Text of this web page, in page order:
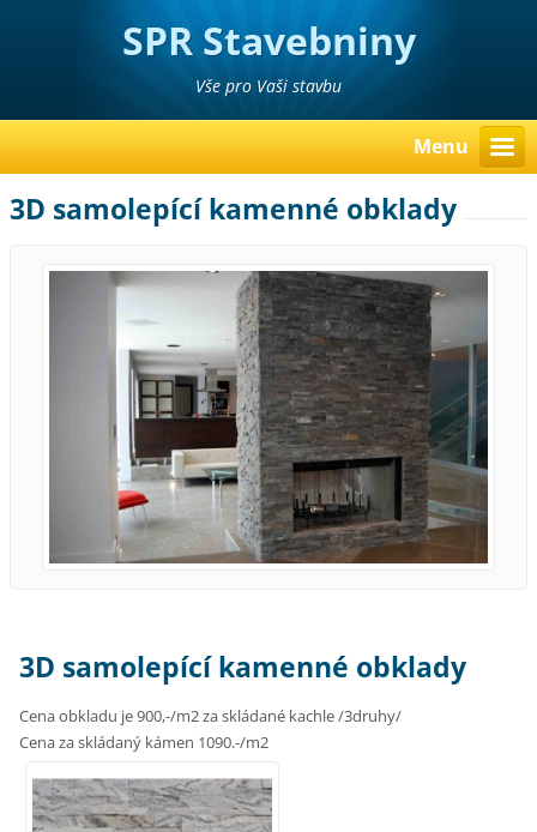
SPR Stavebniny
Poděbrady Pavel Richter
Vše pro Vaši stavbu
Menu
3D samolepící kamenné obklady
3D samolepící kamenné obklady
Cena obkladu je 900,-/m2 za skládané kachle /3druhy/
Cena za skládaný kámen 1090.-/m2